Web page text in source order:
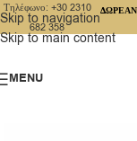
Skip to navigation
Skip to main content
Τηλέφωνο: +30 2310
682 358
MENU